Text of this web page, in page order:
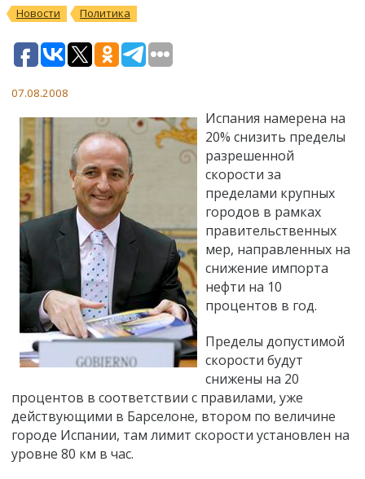
Новости Политика
07.08.2008
Испания намерена на
20% снизить пределы
разрешенной
скорости за
пределами крупных
городов в рамках
правительственных
мер, направленных на
снижение импорта
нефти на 10
процентов в год.
Пределы допустимой
скорости будут
снижены на 20
процентов в соответствии с правилами, уже
действующими в Барселоне, втором по величине
городе Испании, там лимит скорости установлен на
уровне 80 км в час.